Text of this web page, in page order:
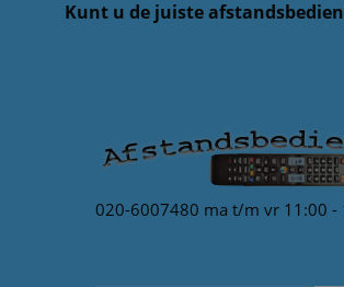
Kunt u de juiste
020-6007480 ma t/m vr 11:00 -